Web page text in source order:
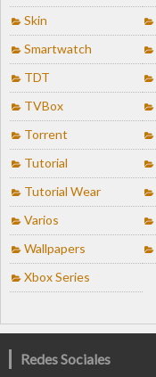
Skin
Smartwatch
TDT
TVBox
Torrent
Tutorial
Tutorial Wear
Varios
Wallpapers
Xbox Series
Redes Sociales